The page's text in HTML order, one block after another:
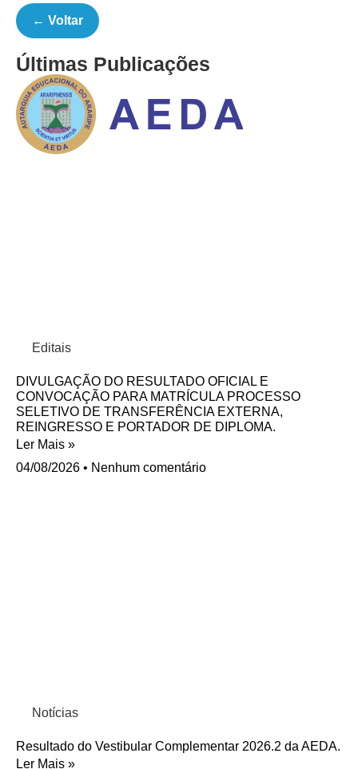
← Voltar
Últimas Publicações
Editais
DIVULGAÇÃO DO RESULTADO OFICIAL E
CONVOCAÇÃO PARA MATRÍCULA PROCESSO
SELETIVO DE TRANSFERÊNCIA EXTERNA,
REINGRESSO E PORTADOR DE DIPLOMA.
Ler Mais »
04/08/2026
Nenhum comentário
Notícias
Resultado do Vestibular Complementar 2026.2 da AEDA.
Ler Mais »